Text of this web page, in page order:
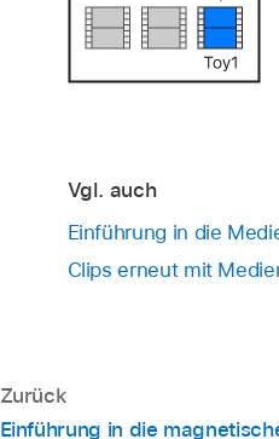
Vgl. auch
Einführung in die
Clips erneut mit
Zurück
Einführung in die